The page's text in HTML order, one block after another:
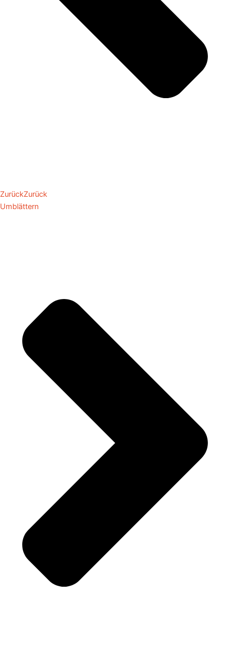
ZurückZurück
Umblättern